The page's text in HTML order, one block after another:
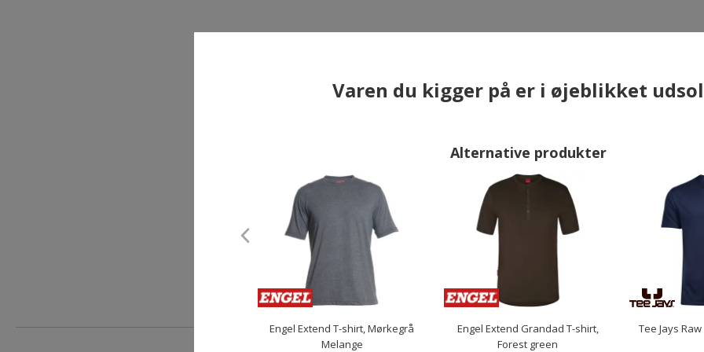
Varen du kigger på er i øjeblikket
Alternative produkter
Engel Extend T-shirt, Mørkegrå
Melange
Engel Extend Grandad T-shirt,
Forest green
Tee Jays